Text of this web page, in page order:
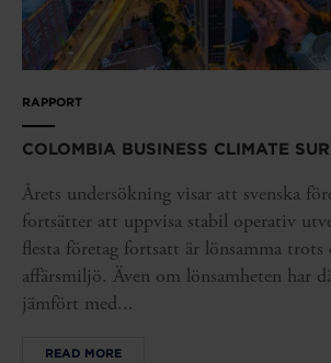
RAPPORT
COLOMBIA BUSINESS CLIMATE
Årets undersökning visar att svenska
fortsätter att uppvisa stabil operativ
flesta företag fortsatt är lönsamma
affärsmiljö. Även om lönsamheten har
jämfört med...
READ MORE